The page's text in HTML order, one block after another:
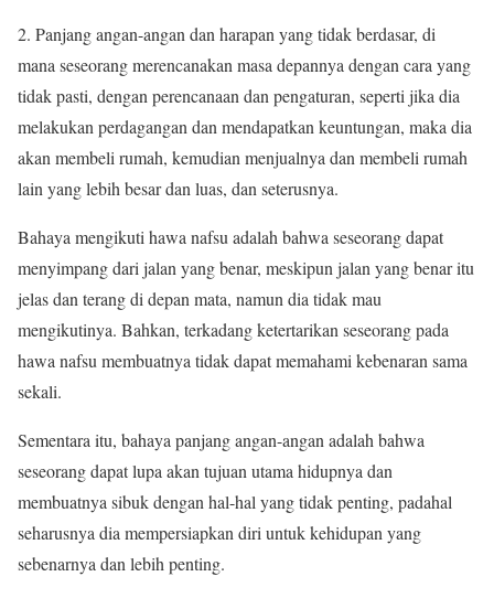
2. Panjang angan-angan dan harapan yang tidak berdasar, di
mana seseorang merencanakan masa depannya dengan cara yang
tidak pasti, dengan perencanaan dan pengaturan, seperti jika dia
melakukan perdagangan dan mendapatkan keuntungan, maka dia
akan membeli rumah, kemudian menjualnya dan membeli rumah
lain yang lebih besar dan luas, dan seterusnya.
Bahaya mengikuti hawa nafsu adalah bahwa seseorang dapat
menyimpang dari jalan yang benar, meskipun jalan yang benar itu
jelas dan terang di depan mata, namun dia tidak mau
mengikutinya. Bahkan, terkadang ketertarikan seseorang pada
hawa nafsu membuatnya tidak dapat memahami kebenaran sama
sekali.
Sementara itu, bahaya panjang angan-angan adalah bahwa
seseorang dapat lupa akan tujuan utama hidupnya dan
membuatnya sibuk dengan hal-hal yang tidak penting, padahal
seharusnya dia mempersiapkan diri untuk kehidupan yang
sebenarnya dan lebih penting.